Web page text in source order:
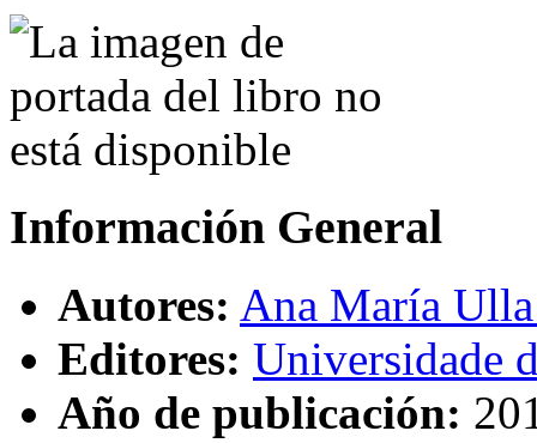
Información General
Autores: Ana María
Editores: Universidade
Año de publicación: